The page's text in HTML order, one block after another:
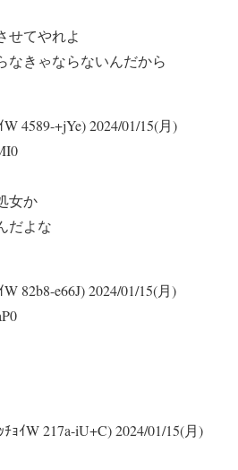
せてやれよ
なきゃならないんだから
4589-+jYe)2024/01/15(月)
女か
だよな
82b8-e66J)2024/01/15(月)
ｮｲW 217a-iU+C)2024/01/15(月)